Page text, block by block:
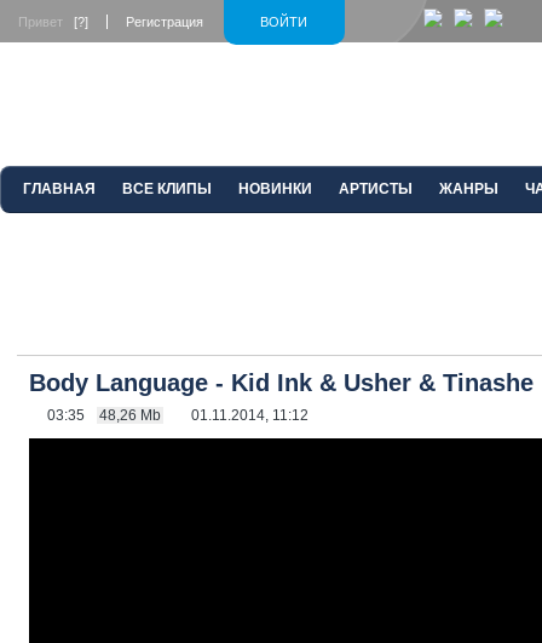
ВОЙТИ
Привет [?] Регистрация
ГЛАВНАЯ ВСЕ КЛИПЫ НОВИНКИ АРТИСТЫ ЖАНРЫ
Body Language - Kid Ink & Usher & Tinashe
03:35 48,26 Mb 01.11.2014, 11:12